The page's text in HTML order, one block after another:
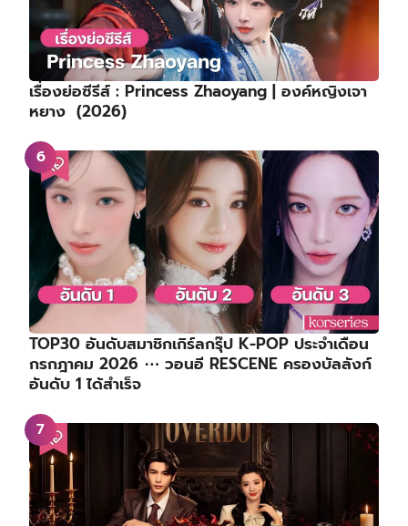
เรื่องย่อซีรีส์ : Princess Zhaoyang | องค์หญิงเจา
หยาง (2026)
TOP30 อันดับสมาชิกเกิร์ลกรุ๊ป K-POP ประจำเดือน
กรกฎาคม 2026 ⋯ วอนอี RESCENE ครองบัลลังก์
อันดับ 1 ได้สำเร็จ